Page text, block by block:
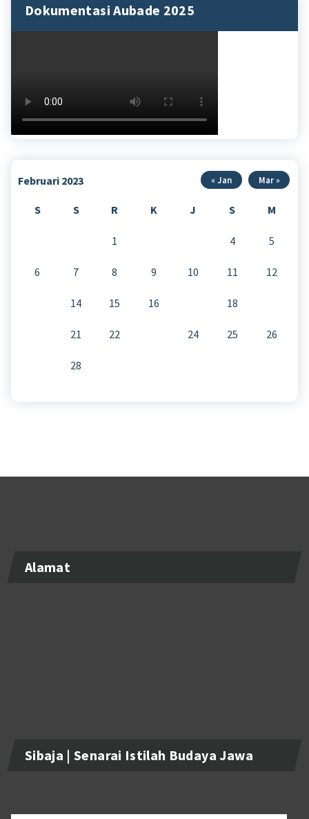
Dokumentasi Aubade 2025
Februari 2023
S S R K J S M
1 4 5
6 7 8 9 10 11 12
14 15 16 18
21 22 24 25 26
28
« Jan Mar »
Alamat
Sibaja | Senarai Istilah Budaya Jawa